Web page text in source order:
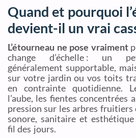
Quand et pourquoi
devient-il un vrai
L’étourneau ne pose vraiment
change d’échelle : un
généralement supportable,
sur votre jardin ou vos toits
en contrainte quotidienne.
l’aube, les fientes concentrées
pression sur les arbres fruitiers
sonore, sanitaire et
fil des jours.